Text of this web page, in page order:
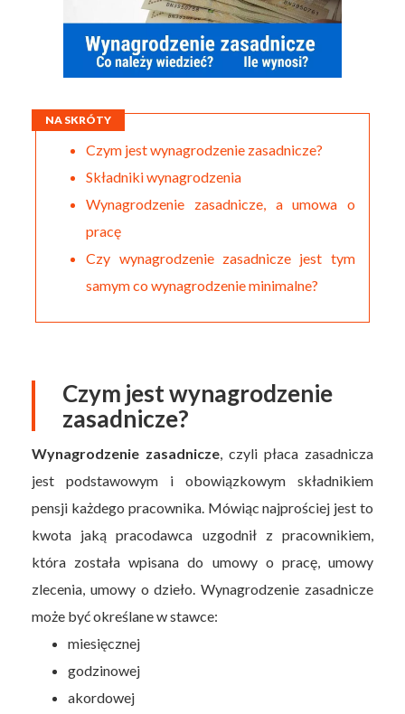
NA SKRÓTY
Czym jest wynagrodzenie zasadnicze?
Składniki wynagrodzenia
Wynagrodzenie zasadnicze, a umowa o
pracę
Czy wynagrodzenie zasadnicze jest tym
samym co wynagrodzenie minimalne?
Czym jest wynagrodzenie
zasadnicze?
Wynagrodzenie zasadnicze , czyli płaca zasadnicza
jest podstawowym i obowiązkowym składnikiem
pensji każdego pracownika. Mówiąc najprościej jest to
kwota jaką pracodawca uzgodnił z pracownikiem,
która została wpisana do umowy o pracę, umowy
zlecenia, umowy o dzieło. Wynagrodzenie zasadnicze
może być określane w stawce:
miesięcznej
godzinowej
akordowej